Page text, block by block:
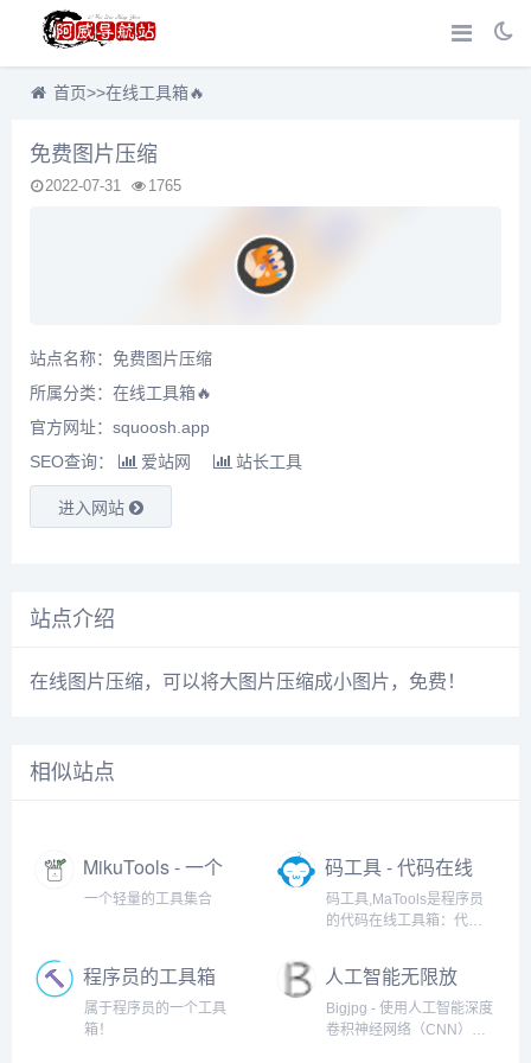
首页>>在线工具箱🔥
免费图片压缩
2022-07-31 1765
站点名称：免费图片压缩
所属分类： 在线工具箱🔥
官方网址：squoosh.app
SEO查询：
爱站网 站长工具
进入网站
站点介绍
在线图片压缩，可以将大图片压缩成小图片，免费！
相似站点
MikuTools - 一个
轻量的工具集合
一个轻量的工具集合
码工具 - 代码在线
工具箱
码工具,MaTools是程序员
的代码在线工具箱：代码
密解密、时间戳、二维
码、在线API、Crontab、
正则表达式,还有js/h5/css3
特效、技术好文、编程书
程序员的工具箱
属于程序员的一个工具
箱！
人工智能无限放
大
Bigjpg - 使用人工智能深度
卷积神经网络（CNN）智